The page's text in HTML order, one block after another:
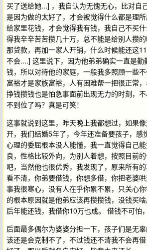
买了送给她...] ，我自认为无愧无心，比对自
是因为做的太好了，才会被觉得什么都是理
给家里花钱，才会觉得我有钱，我自己不买
得我辛辛苦苦攒几十万，总不能是给别人攒的
那贷款，再加一家人开销，什么时候能还这
不会....] 这里说下，因为他弟弟确实一直是勤
钱，所以对待他的家庭，一般我多照顾一些
富裕才是家族富裕，人有困难帮一把很正常，
挣钱攒钱也是怕急事面前出现无力的时刻，
不到位了吗？真是可笑！
这事就说到这里，昨天晚上我都想过，如果
开，我们结婚5年了，今年还准备要孩子，感
心理的委屈根本没人能懂，我一直觉得自己
良，性格比较外向，为别人着想，按照目前
吧，当然他也很优秀，我发现了，原来所有
看不清，你弟要借钱，你想多借，你把老婆
事我很寒心，没有人在乎你累不累，只关心
的根本原因就是他弟应该再攒攒钱，没钱买
后年能还钱，我借你10万也成。 借钱不可怕
后面最多偶尔为婆婆分担一下，孩子们是无
该还是会克制不了，不过钱还不清我不会再